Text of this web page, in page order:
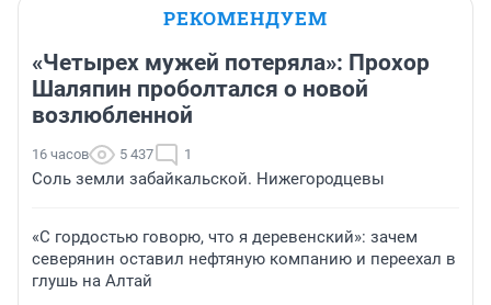
РЕКОМЕНДУЕМ
«Четырех мужей потеряла»: Прохор
Шаляпин проболтался о новой
возлюбленной
16 часов 5 437 1
Соль земли забайкальской. Нижегородцевы
«С гордостью говорю, что я деревенский»: зачем
северянин оставил нефтяную компанию и переехал в
глушь на Алтай